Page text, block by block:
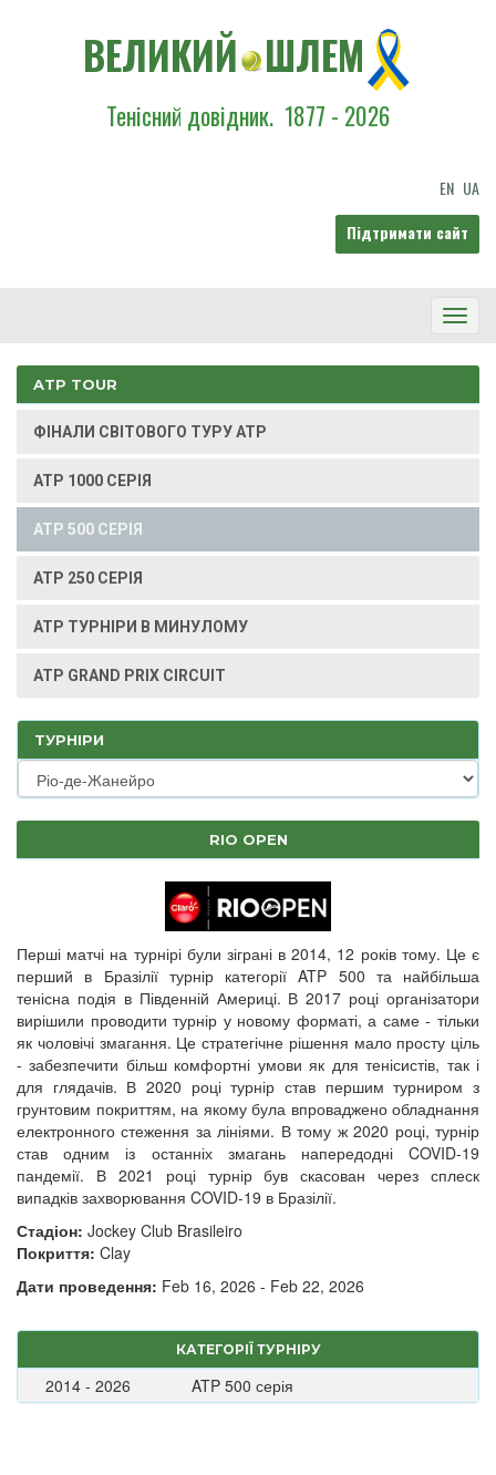
ВЕЛИКИЙ ШЛЕМ
Тенісний довідник. 1877 - 2026
EN UA
Підтримати сайт
ATP TOUR
ФІНАЛИ СВІТОВОГО ТУРУ ATP
ATP 1000 СЕРІЯ
ATP 500 СЕРІЯ
ATP 250 СЕРІЯ
ATP ТУРНІРИ В МИНУЛОМУ
ATP GRAND PRIX CIRCUIT
ТУРНІРИ
RIO OPEN
Перші матчі на турнірі були зіграні в 2014, 12 років тому. Це є
перший в Бразілії турнір категорії ATP 500 та найбільша
тенісна подія в Південній Америці. В 2017 році організатори
вирішили проводити турнір у новому форматі, а саме - тільки
як чоловічі змагання. Це стратегічне рішення мало просту ціль
- забезпечити більш комфортні умови як для тенісистів, так і
для глядачів. В 2020 році турнір став першим турниром з
грунтовим покриттям, на якому була впроваджено обладнання
електронного стеження за лініями. В тому ж 2020 році, турнір
став одним із останніх змагань напередодні COVID-19
пандемії. В 2021 році турнір був скасован через сплеск
випадків захворювання COVID-19 в Бразілії.
Стадіон: Jockey Club Brasileiro
Покриття: Clay
Дати проведення: Feb 16, 2026 - Feb 22, 2026
КАТЕГОРІЇ ТУРНІРУ
2014 - 2026 ATP 500 серія